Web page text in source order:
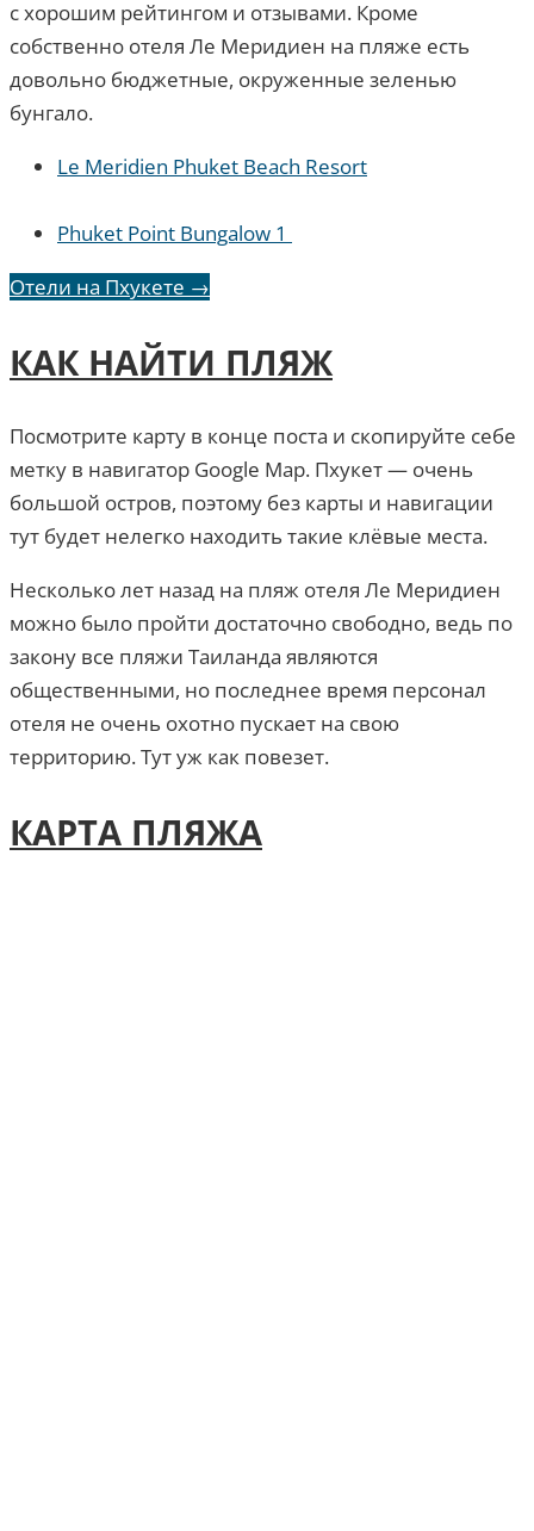
с хорошим рейтингом и отзывами. Кроме
собственно отеля Ле Меридиен на пляже есть
довольно бюджетные, окруженные зеленью
бунгало.
Le Meridien Phuket Beach Resort
Phuket Point Bungalow 1
Отели на Пхукете →
КАК НАЙТИ ПЛЯЖ
Посмотрите карту в конце поста и скопируйте себе
метку в навигатор Google Map. Пхукет — очень
большой остров, поэтому без карты и навигации
тут будет нелегко находить такие клёвые места.
Несколько лет назад на пляж отеля Ле Меридиен
можно было пройти достаточно свободно, ведь по
закону все пляжи Таиланда являются
общественными, но последнее время персонал
отеля не очень охотно пускает на свою
территорию. Тут уж как повезет.
КАРТА ПЛЯЖА